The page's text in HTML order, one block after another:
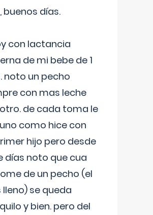
buenos días.
con lactancia
de mi bebe de 1
noto un pecho
con mas leche
de cada toma le
como hice con
hijo pero desde
días noto que cua
de un pecho (el
se queda
y bien. pero del